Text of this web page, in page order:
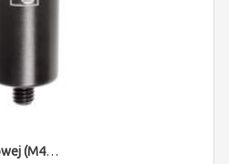
Słupek Do Maszyny Pomiarowej (M4/L50/D12)